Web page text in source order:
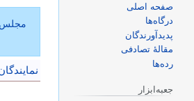
مجلس
صفحه اصلی
درگاه‌ها
پدیدآورندگان
مقالهٔ تصادفی
رده‌ها
جعبه‌ابزار